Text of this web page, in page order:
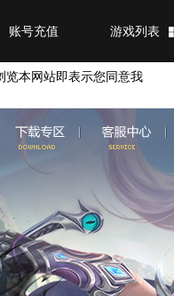
游戏列表
账号充值
览本网站即表示您同意我